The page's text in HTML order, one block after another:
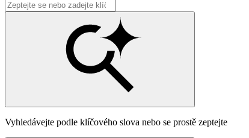
Vyhledávejte podle klíčového slova nebo se prostě zeptejte